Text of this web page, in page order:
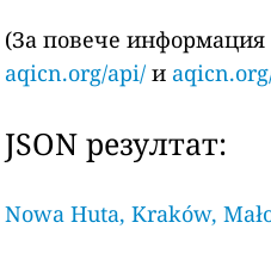
(За повече информация
aqicn.org/api/ и
JSON резултат:
Nowa Huta, Kraków,